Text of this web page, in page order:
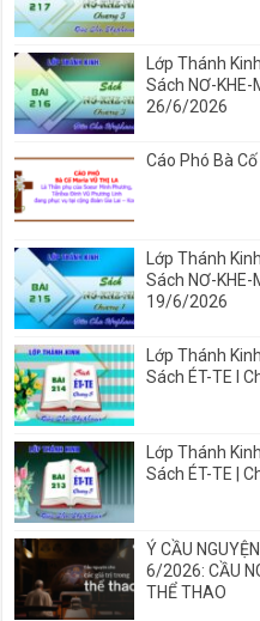
Lớp Thánh
Sách NƠ-KHE-
26/6/2026
Cáo Phó Bà
Lớp Thánh
Sách NƠ-KHE-
19/6/2026
Lớp Thánh
Sách ÉT-TE I
Lớp Thánh
Sách ÉT-TE |
Ý CẦU
6/2026: CẦU
THỂ THAO